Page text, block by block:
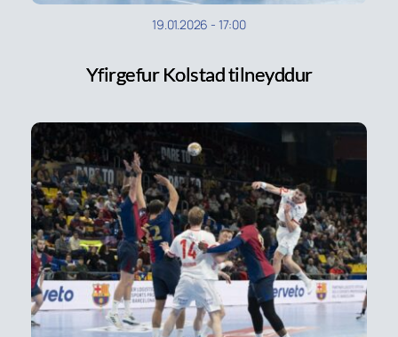
19.01.2026 - 17:00
Yfirgefur Kolstad tilneyddur